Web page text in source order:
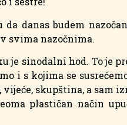
danas budem
svima nazočnima.
je sinodalni hod. To je
i s kojima se
vijeće, skupština, a sam
plastičan način